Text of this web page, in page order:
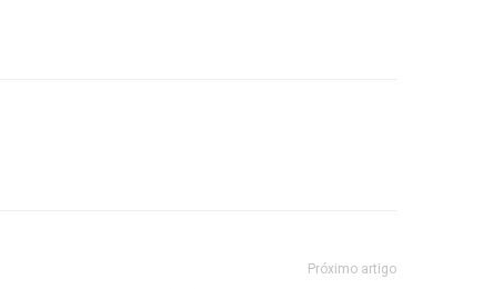
Próximo artigo